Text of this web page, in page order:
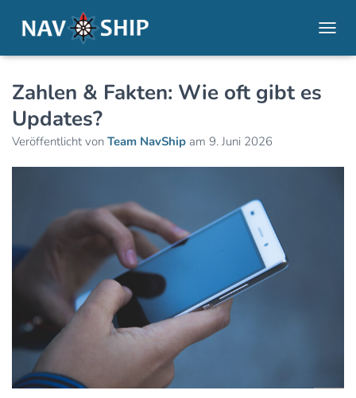
Zahlen & Fakten: Wie oft gibt es
Updates?
Veröffentlicht von Team NavShip am 9. Juni 2026